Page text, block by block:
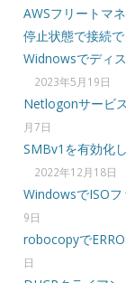
AWSフリートマ
停止状態で接続で
Widnowsでディ
2023年5月19日
Netlogonサービ
月7日
SMBv1を有効化
2022年12月18日
WindowsでISOフ
9日
robocopyで
日